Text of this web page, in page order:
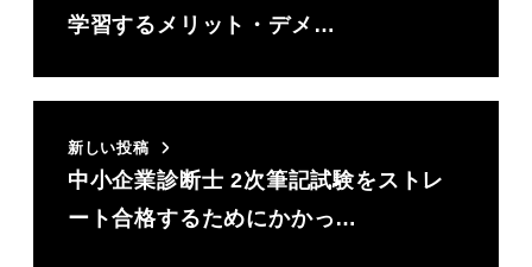
学習するメリット・デメ…
新しい投稿
中小企業診断士 2次筆記試験をストレ
ート合格するためにかかっ…